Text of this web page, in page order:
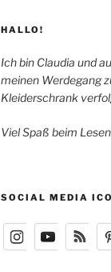
HALLO!
Ich bin Claudia und
meinen Werdegang
Kleiderschrank
Viel Spaß beim
SOCIAL MEDIA